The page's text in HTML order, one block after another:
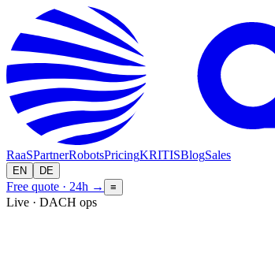
RaaSPartnerRobotsPricingKRITISBlogSales
EN DE
Free quote · 24h → ≡
Live · DACH ops